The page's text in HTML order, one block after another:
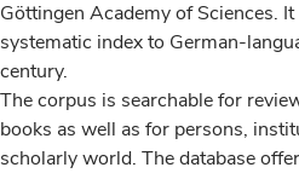
Göttingen Academy of Sciences.
systematic index to German-
century.
The corpus is searchable for
books as well as for persons,
scholarly world. The database